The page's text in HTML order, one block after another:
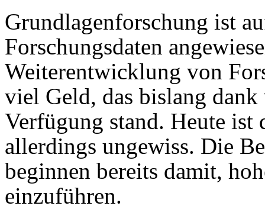
Grundlagenforschung ist
Forschungsdaten
Weiterentwicklung von
viel Geld, das bislang
Verfügung stand. Heute
allerdings ungewiss. Die
beginnen bereits damit,
einzuführen.